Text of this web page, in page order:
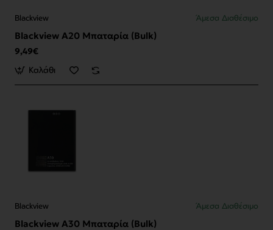
Blackview Άμεσα Διαθέσιμο
Blackview A20 Μπαταρία (Bulk)
9,49€
Καλάθι
Blackview Άμεσα Διαθέσιμο
Blackview A30 Μπαταρία (Bulk)